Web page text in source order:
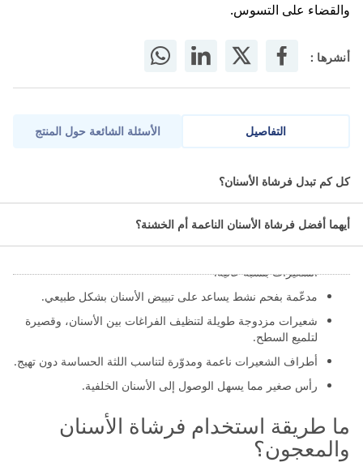
والقضاء على التسوس.
أنشرها :
التفاصيل
تصميم شعيرات مزدوجة يدمج عمليتي التنظيف والخيط بوقت واحد.
ما مميزات نانو-ب فرشاة أسنان جولد؟
الشعيرات بنسبة عالية.
مدعّمة بفحم نشط يساعد على تبييض الأسنان بشكل طبيعي.
شعيرات مزدوجة طويلة لتنظيف الفراغات بين الأسنان، وقصيرة
لتلميع السطح.
أطراف الشعيرات ناعمة ومدوّرة لتناسب اللثة الحساسة دون تهيج.
رأس صغير مما يسهل الوصول إلى الأسنان الخلفية.
ما طريقة استخدام فرشاة الأسنان
والمعجون؟
الأسئلة الشائعة حول المنتج
كل كم تبدل فرشاة الأسنان؟
أيهما أفضل فرشاة الأسنان الناعمة أم الخشنة؟